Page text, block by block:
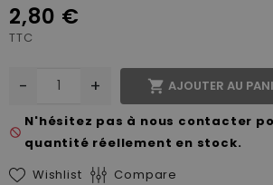
2,80 €
TTC
- +  AJOUTER AU
not_interested
N'hésitez pas à nous contacter
quantité réellement en stock.
Wishlist
Compare